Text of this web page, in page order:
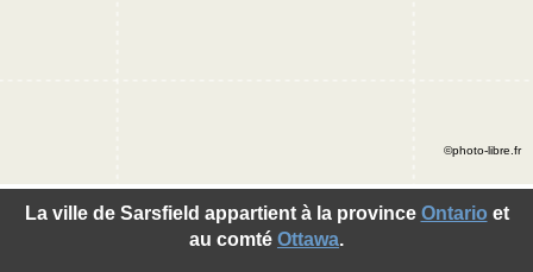
La ville de Sarsfield appartient à la province Ontario et
au comté Ottawa.
©photo-libre.fr